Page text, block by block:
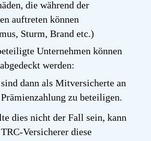
die während der
auftreten können
Sturm, Brand etc.)
Unternehmen können
werden:
dann als Mitversicherte an
zu beteiligen.
dies nicht der Fall sein, kann
Versicherer diese